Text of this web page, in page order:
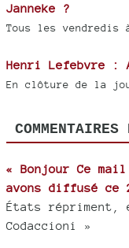
Janneke ?
Tous les vendredis
Henri Lefebvre :
En clôture de la
COMMENTAIRES
« Bonjour Ce
avons diffusé ce
États répriment,
Codaccioni »